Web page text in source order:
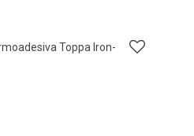
Toppa Iron-